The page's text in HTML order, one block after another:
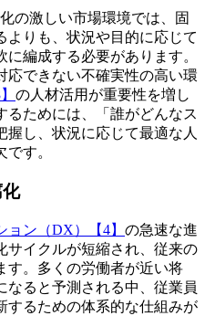
の激しい市場環境では、固
よりも、状況や目的に応じて
編成する必要があります。
応できない不確実性の高い環
の人材活用が重要性を増し
るためには、「誰がどんなス
し、状況に応じて最適な人
す。
ン（DX）【4】 の急速な進
サイクルが短縮され、従来の
す。多くの労働者が近い将
なると予測される中、従業員
するための体系的な仕組みが